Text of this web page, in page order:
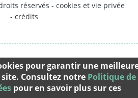
réservés - cookies et vie privée
- crédits
pour garantir une
Consultez notre Politique de
pour en savoir plus sur ces